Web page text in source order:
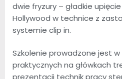
dwie fryzury – gładkie
Hollywood w technice z
systemie clip in.
Szkolenie prowadzone jest
praktycznych na główkach
prezentacji technik pracy